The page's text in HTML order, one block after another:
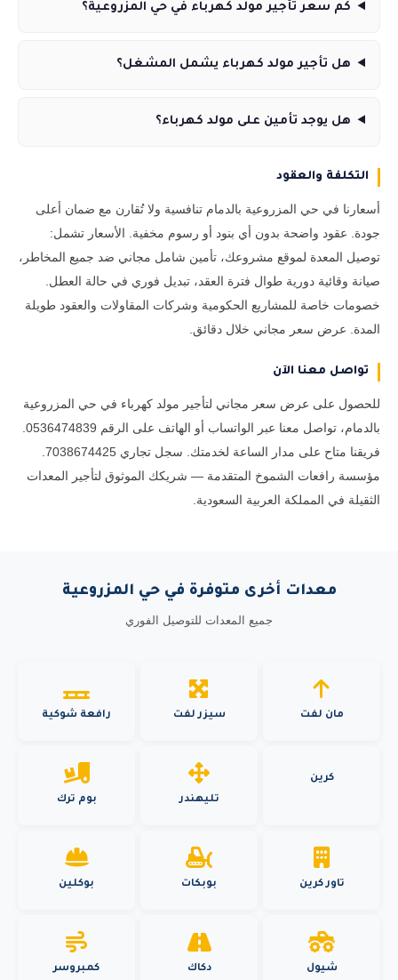
كم سعر تأجير مولد كهرباء في حي المزروعية؟
هل تأجير مولد كهرباء يشمل المشغل؟
هل يوجد تأمين على مولد كهرباء؟
التكلفة والعقود
أسعارنا في حي المزروعية بالدمام تنافسية ولا تُقارن مع ضمان أعلى
جودة. عقود واضحة بدون أي بنود أو رسوم مخفية. الأسعار تشمل:
توصيل المعدة لموقع مشروعك، تأمين شامل مجاني ضد جميع المخاطر،
صيانة وقائية دورية طوال فترة العقد، تبديل فوري في حالة العطل.
خصومات خاصة للمشاريع الحكومية وشركات المقاولات والعقود طويلة
المدة. عرض سعر مجاني خلال دقائق.
تواصل معنا الآن
للحصول على عرض سعر مجاني لتأجير مولد كهرباء في حي المزروعية
بالدمام، تواصل معنا عبر الواتساب أو الهاتف على الرقم 0536474839.
فريقنا متاح على مدار الساعة لخدمتك. سجل تجاري 7038674425.
مؤسسة رافعات الشموخ المتقدمة — شريكك الموثوق لتأجير المعدات
الثقيلة في المملكة العربية السعودية.
معدات أخرى متوفرة في حي المزروعية
جميع المعدات للتوصيل الفوري
مان لفت سيزر لفت رافعة شوكية
كرين
تليهندر
بوم ترك
تاور كرين بوبكات بوكلين
شيول دكاك كمبروسر